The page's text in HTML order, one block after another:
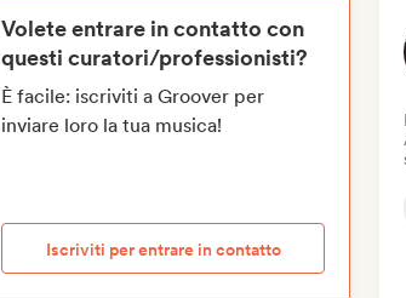
Volete entrare in contatto con
questi curatori/professionisti?
È facile: iscriviti a Groover per
inviare loro la tua musica!
Iscriviti per entrare in contatto